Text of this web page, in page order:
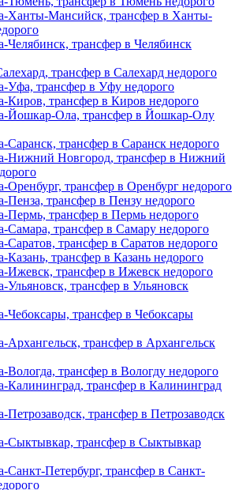
Ханты-Мансийск, трансфер в Ханты-
Челябинск, трансфер в Челябинск
трансфер в Салехард недорого
Уфа, трансфер в Уфу недорого
Киров, трансфер в Киров недорого
Йошкар-Ола, трансфер в Йошкар-Олу
Саранск, трансфер в Саранск недорого
Нижний Новгород, трансфер в Нижний
Оренбург, трансфер в Оренбург недорого
Пенза, трансфер в Пензу недорого
Пермь, трансфер в Пермь недорого
Самара, трансфер в Самару недорого
Саратов, трансфер в Саратов недорого
Казань, трансфер в Казань недорого
Ижевск, трансфер в Ижевск недорого
Ульяновск, трансфер в Ульяновск
Чебоксары, трансфер в Чебоксары
Архангельск, трансфер в Архангельск
Вологда, трансфер в Вологду недорого
Калининград, трансфер в Калининград
Петрозаводск, трансфер в Петрозаводск
Сыктывкар, трансфер в Сыктывкар
Санкт-Петербург, трансфер в Санкт-